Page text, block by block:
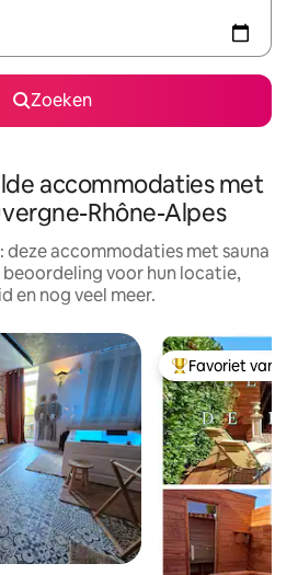
Zoeken
accommodaties met
Rhône-Alpes
deze accommodaties met sauna
beoordeling voor hun locatie,
en nog veel meer.
Topfavoriet van
Favoriet van